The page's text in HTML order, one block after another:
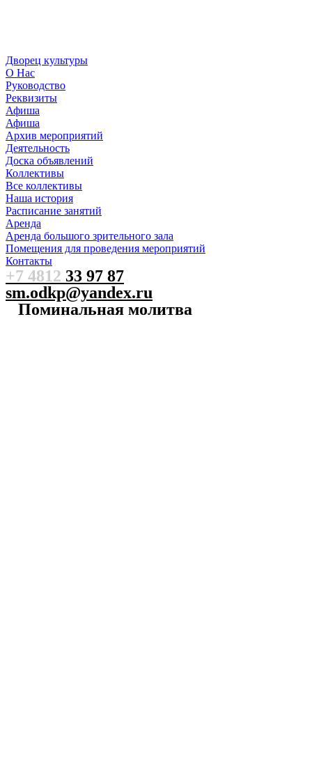
Дворец культуры
О Нас
Руководство
Реквизиты
Афиша
Афиша
Архив мероприятий
Деятельность
Доска объявлений
Коллективы
Все коллективы
Наша история
Расписание занятий
Аренда
Аренда большого зрительного зала
Помещения для проведения мероприятий
Контакты
+7 4812 33 97 87
sm.odkp@yandex.ru
Поминальная молитва